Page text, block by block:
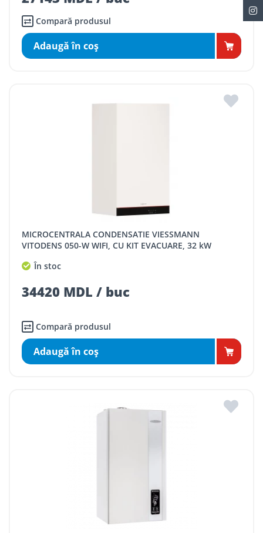
Compară produsul
Adaugă în coş
MICROCENTRALA CONDENSATIE VIESSMANN
VITODENS 050-W WIFI, CU KIT EVACUARE, 32 kW
În stoc
34420 MDL / buc
Compară produsul
Adaugă în coş